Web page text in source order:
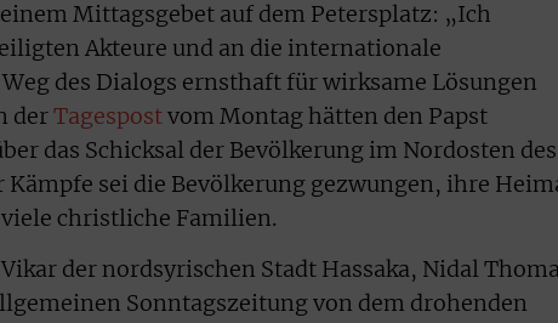
Mittagsgebet auf dem Petersplatz: „Ich
Akteure und an die internationale
des Dialogs ernsthaft für wirksame Lösungen
derTagespostvom Montag hätten den Papst
das Schicksal der Bevölkerung im Nordosten des
Kämpfe sei die Bevölkerung gezwungen, ihre
christliche Familien.
der nordsyrischen Stadt Hassaka, Nidal
Sonntagszeitung von dem drohenden